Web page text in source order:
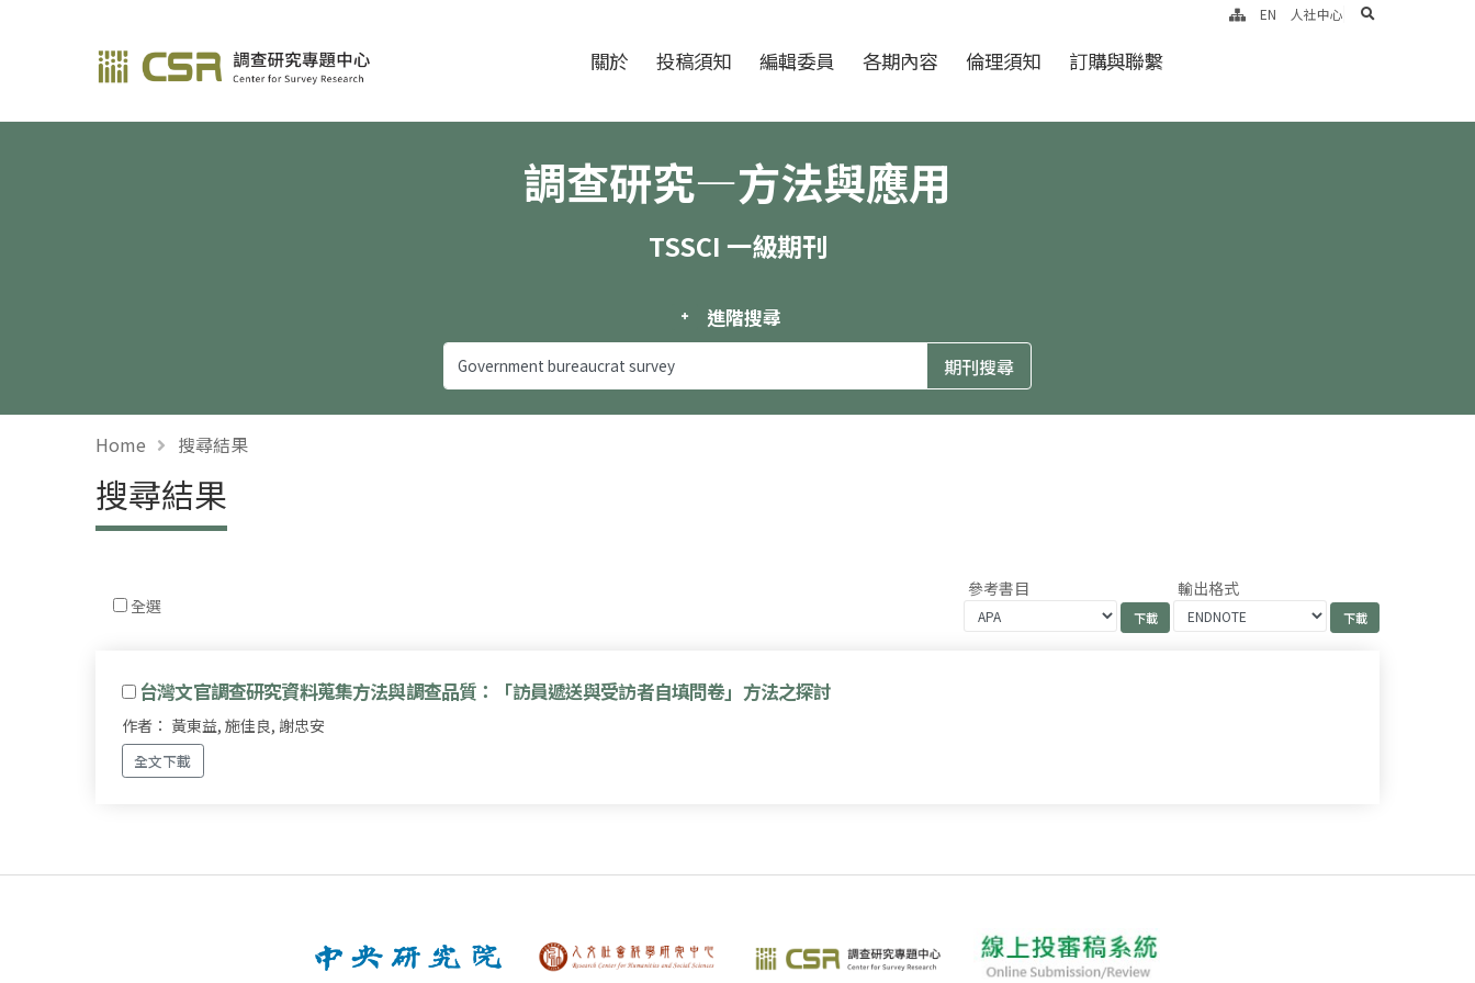
調查研究—方法與應用期刊 關於 投稿須知 編輯委員 各期內容 倫理須知 訂購與聯繫
EN 人社中心 search
調查研究—方法與應用
TSSCI 一級期刊
進階搜尋
Home 搜尋結果
搜尋結果
全選
參考書目 輸出格式
台灣文官調查研究資料蒐集方法與調查品質：「訪員遞送與受訪者自填問卷」方法之探討
作者： 黃東益, 施佳良, 謝忠安
全文下載